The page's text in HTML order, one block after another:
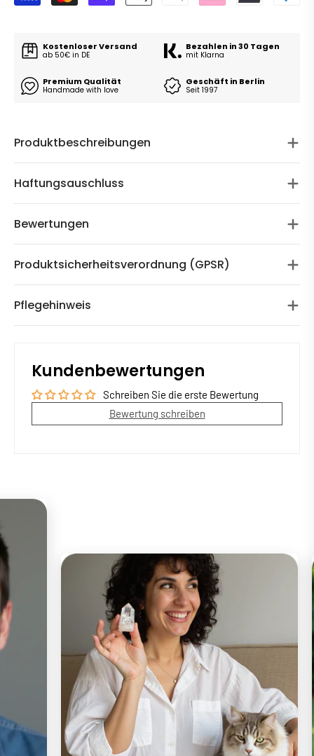
Kostenloser Versand
ab 50€ in DE
Bezahlen in 30 Tagen
mit Klarna
Premium Qualität
Handmade with love
Geschäft in Berlin
Seit 1997
Produktbeschreibungen
Haftungsauschluss
Bewertungen
Produktsicherheitsverordnung (GPSR)
Pflegehinweis
Kundenbewertungen
Schreiben Sie die erste Bewertung
Bewertung schreiben